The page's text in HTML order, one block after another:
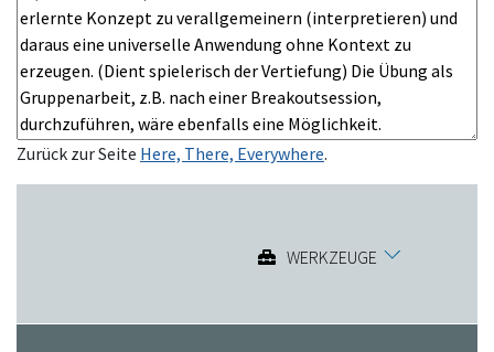
Zurück zur Seite Here, There, Everywhere.
WERKZEUGE